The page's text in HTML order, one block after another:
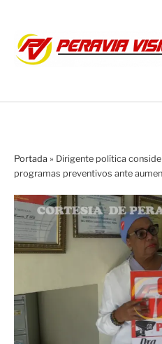
Portada » Dirigente política
programas preventivos ante